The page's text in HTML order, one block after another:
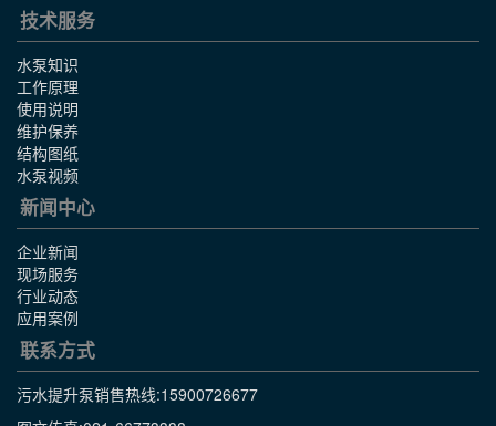
技术服务
水泵知识
工作原理
使用说明
维护保养
结构图纸
水泵视频
新闻中心
企业新闻
现场服务
行业动态
应用案例
联系方式
污水提升泵销售热线:15900726677